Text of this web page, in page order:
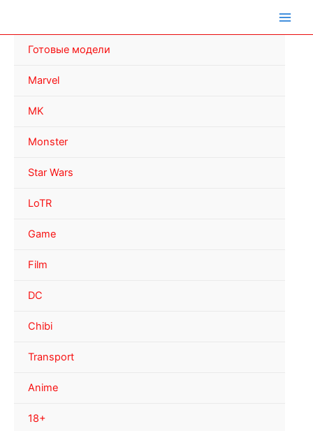
Готовые модели
Marvel
MK
Monster
Star Wars
LoTR
Game
Film
DC
Chibi
Transport
Anime
18+